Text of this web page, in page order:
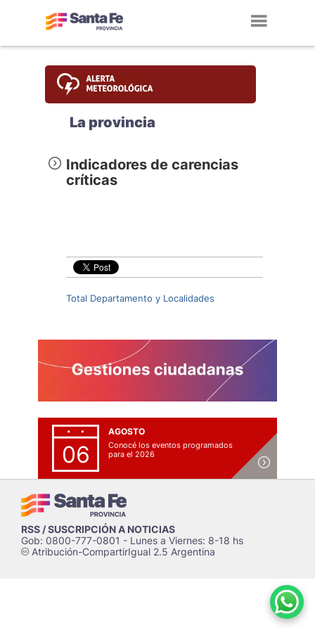
La provincia
Indicadores de carencias
críticas
Total Departamento y Localidades
06
AGOSTO
Conocé los eventos programados
para el 2026
RSS / SUSCRIPCIÓN A NOTICIAS
Gob: 0800-777-0801 - Lunes a Viernes: 8-18 hs
cAtribución-CompartirIgual 2.5 Argentina